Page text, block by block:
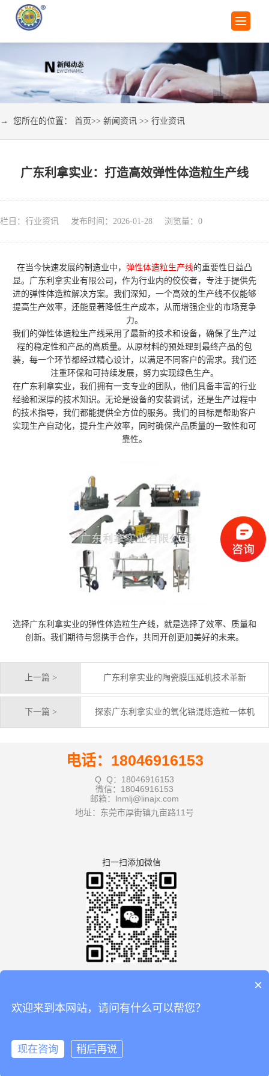
→ 您所在的位置： 首页>> 新闻资讯 >> 行业资讯
广东利拿实业：打造高效弹性体造粒生产线
栏目：行业资讯 发布时间：2026-01-28 浏览量： 0
在当今快速发展的制造业中， 弹性体造粒生产线的重要性日益凸
显。广东利拿实业有限公司，作为行业内的佼佼者，专注于提供先
进的弹性体造粒解决方案。我们深知，一个高效的生产线不仅能够
提高生产效率，还能显著降低生产成本，从而增强企业的市场竞争
力。
我们的弹性体造粒生产线采用了最新的技术和设备，确保了生产过
程的稳定性和产品的高质量。从原材料的预处理到最终产品的包
装，每一个环节都经过精心设计，以满足不同客户的需求。我们还
注重环保和可持续发展，努力实现绿色生产。
在广东利拿实业，我们拥有一支专业的团队，他们具备丰富的行业
经验和深厚的技术知识。无论是设备的安装调试，还是生产过程中
的技术指导，我们都能提供全方位的服务。我们的目标是帮助客户
实现生产自动化，提升生产效率，同时确保产品质量的一致性和可
靠性。
选择广东利拿实业的弹性体造粒生产线，就是选择了效率、质量和
创新。我们期待与您携手合作，共同开创更加美好的未来。
上一篇 > 广东利拿实业的陶瓷膜压延机技术革新
下一篇 > 探索广东利拿实业的氧化锆混炼造粒一体机
电话：18046916153
Q Q：18046916153
微信：18046916153
邮箱：lnmlj@linajx.com
地址：东莞市厚街镇九亩路11号
扫一扫添加微信
🏠 📞
×
欢迎来到本网站，请问有什么可以帮您？
现在咨询
稍后再说
在线咨询